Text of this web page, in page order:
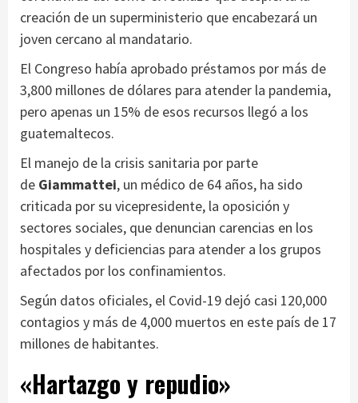
creación de un superministerio que encabezará un
joven cercano al mandatario.
El Congreso había aprobado préstamos por más de
3,800 millones de dólares para atender la pandemia,
pero apenas un 15% de esos recursos llegó a los
guatemaltecos.
El manejo de la crisis sanitaria por parte
de Giammattei, un médico de 64 años, ha sido
criticada por su vicepresidente, la oposición y
sectores sociales, que denuncian carencias en los
hospitales y deficiencias para atender a los grupos
afectados por los confinamientos.
Según datos oficiales, el Covid-19 dejó casi 120,000
contagios y más de 4,000 muertos en este país de 17
millones de habitantes.
«Hartazgo y repudio»